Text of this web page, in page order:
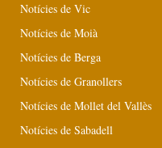
Notícies de Vic
Notícies de Moià
Notícies de Berga
Notícies de Granollers
Notícies de Mollet del Vallès
Notícies de Sabadell